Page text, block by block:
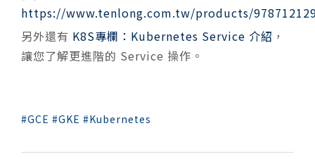
https://www.tenlong.com.tw/products/
另外還有 K8S專欄：Kubernetes Service 介紹 ，
讓您了解更進階的 Service 操作。
GCE GKE Kubernetes